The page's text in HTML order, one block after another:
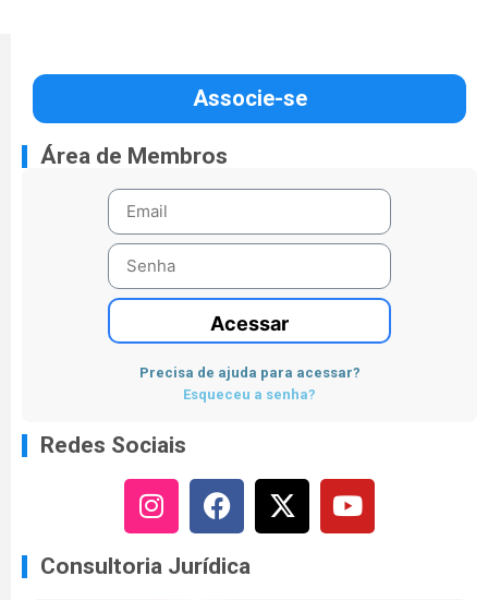
Associe-se
Área de Membros
Acessar
Precisa de ajuda para acessar?
Esqueceu a senha?
Redes Sociais
Consultoria Jurídica